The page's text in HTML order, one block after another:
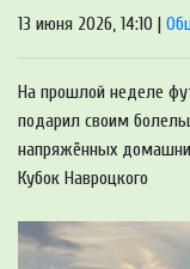
13 июня 2026, 14:10 |
На прошлой неделе
подарил своим
напряжённых
Кубок Навроцкого